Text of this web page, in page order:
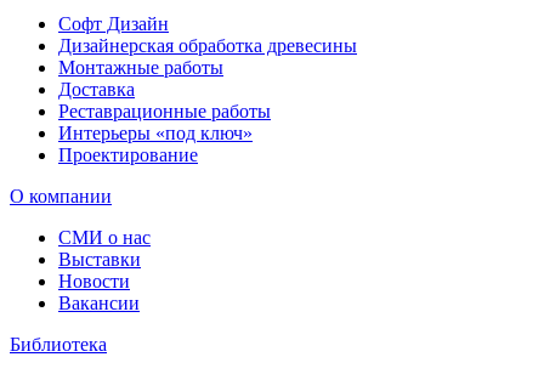
Софт Дизайн
Дизайнерская обработка древесины
Монтажные работы
Доставка
Реставрационные работы
Интерьеры «под ключ»
Проектирование
О компании
СМИ о нас
Выставки
Новости
Вакансии
Библиотека